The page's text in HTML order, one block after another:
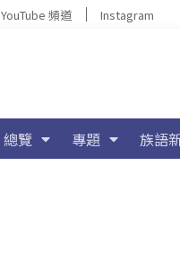
YouTube 頻道 Instagram
總覽 專題 族語